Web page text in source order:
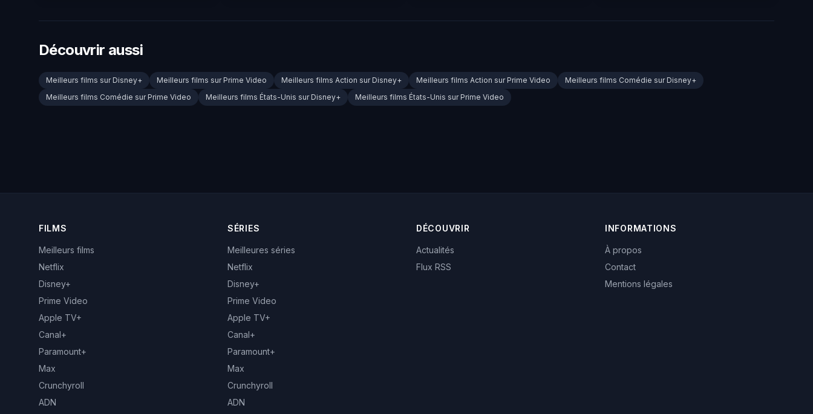
Découvrir aussi
Meilleurs films sur Disney+ Meilleurs films sur Prime Video Meilleurs films Action sur Disney+ Meilleurs films Action sur Prime Video
Meilleurs films Comédie sur Disney+
Meilleurs films Comédie sur Prime Video
Meilleurs films États-Unis sur Disney+ Meilleurs films États-Unis sur Prime Video
FILMS
Meilleurs films
Netflix
Disney+
Prime Video
Apple TV+
Canal+
Paramount+
Max
Crunchyroll
ADN
SÉRIES
Meilleures séries
Netflix
Disney+
Prime Video
Apple TV+
Canal+
Paramount+
Max
Crunchyroll
ADN
DÉCOUVRIR
Actualités
Flux RSS
INFORMATIONS
À propos
Contact
Mentions légales